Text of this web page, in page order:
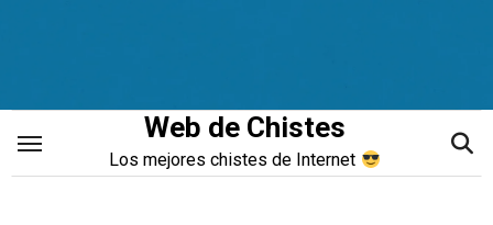
Web de Chistes
Los mejores chistes de Internet